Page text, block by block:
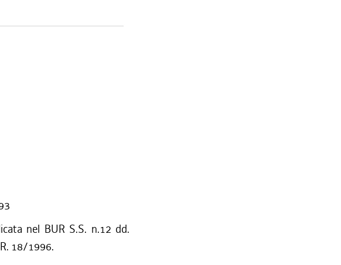
nel BUR S.S. n.12 dd.
18/1996.